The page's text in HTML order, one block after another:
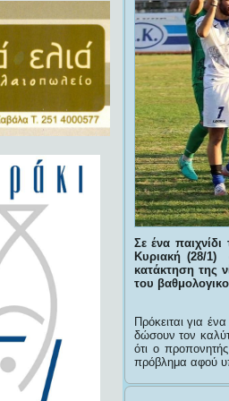
Σε ένα
Κυριακή (28/1)
κατάκτηση της
του
Πρόκειται για
δώσουν τον
ότι ο
πρόβλημα αφού